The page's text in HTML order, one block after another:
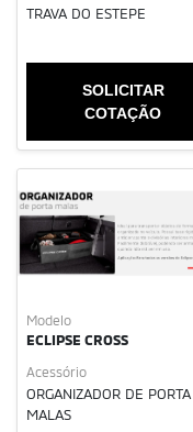
TRAVA DO ESTEPE
SOLICITAR
COTAÇÃO
Modelo
ECLIPSE CROSS
Acessório
ORGANIZADOR DE PORTA
MALAS